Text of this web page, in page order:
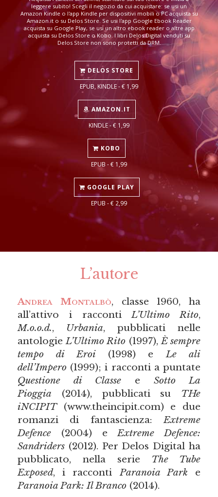
leggere subito! Scegli il negozio da cui acquistare: se usi un
Amazon Kindle o l'app Kindle per dispositivi mobili o PC acquista su
Amazon.it o su Delos Store. Se usi l'app Google Ebook Reader
acquista su Google Play, se usi un altro ebook reader o altre app
acquista su Delos Store o Kobo. I libri Delos Digital venduti su
Delos Store non sono protetti da DRM.
DELOS STORE
EPUB, KINDLE - € 1,99
AMAZON.IT
KINDLE - € 1,99
KOBO
EPUB - € 1,99
GOOGLE PLAY
EPUB - € 2,99
L’autore
Andrea Montalbò, classe 1960, ha
all’attivo i raccontiL’Ultimo Rito,
M.o.o.d., Urbania, pubblicati nelle
antologieL’Ultimo Rito (1997),È sempre
tempo di Eroi (1998) eLe ali
dell’Impero(1999); i racconti a puntate
Questione di ClasseeSotto La
Pioggia (2014), pubblicati su THe
iNCIPIT(www.theincipit.com) e due
romanzi di fantascienza:Extreme
Defence(2004) eExtreme Defence:
Sandriders(2012). Per Delos Digital ha
pubblicato, nella serie The Tube
Exposed, i raccontiParanoia Park e
Paranoia Park: Il Branco(2014).